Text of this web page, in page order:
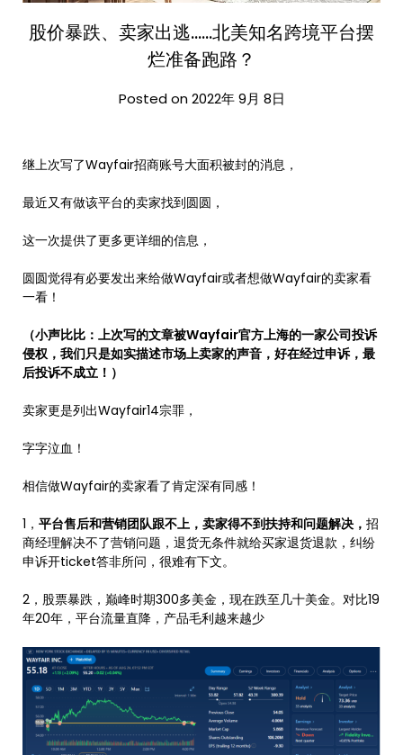
股价暴跌、卖家出逃……北美知名跨境平台摆
烂准备跑路？
Posted on 2022年 9月 8日
继上次写了Wayfair招商账号大面积被封的消息，
最近又有做该平台的卖家找到圆圆，
这一次提供了更多更详细的信息，
圆圆觉得有必要发出来给做Wayfair或者想做Wayfair的卖家看
一看！
（小声比比：上次写的文章被Wayfair官方上海的一家公司投诉
侵权，我们只是如实描述市场上卖家的声音，好在经过申诉，最
后投诉不成立！）
卖家更是列出Wayfair14宗罪，
字字泣血！
相信做Wayfair的卖家看了肯定深有同感！
1， 平台售后和营销团队跟不上，卖家得不到扶持和问题解决， 招
商经理解决不了营销问题，退货无条件就给买家退货退款，纠纷
申诉开ticket答非所问，很难有下文。
2，股票暴跌，巅峰时期300多美金，现在跌至几十美金。对比19
年20年，平台流量直降，产品毛利越来越少